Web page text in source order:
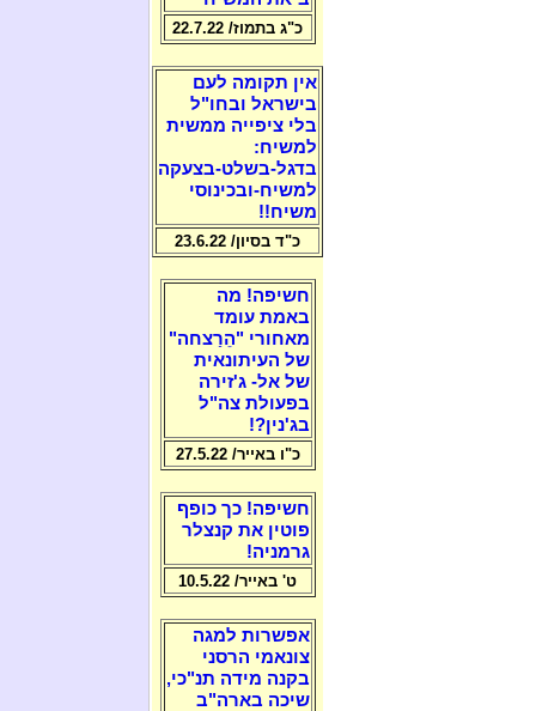
כ"ג בתמוז/ 22.7.22
אין תקומה לעם
בישראל ובחו"ל
בלי ציפייה ממשית
למשיח:
בדגל-בשלט-בצעקה
למשיח-ובכינוסי
משיח!!
כ"ד בסיון/ 23.6.22
חשיפה! מה
באמת עומד
מאחורי "הֵרַצחה"
של העיתונאית
של אל- ג'זירה
בפעולת צה"ל
בג'נין?!
כ"ו באייר/ 27.5.22
חשיפה! כך כופף
פוטין את קנצלר
גרמניה!
ט' באייר/ 10.5.22
אפשרות למגה
צונאמי הרסני
בקנה מידה תנ"כי,
שיכה בארה"ב